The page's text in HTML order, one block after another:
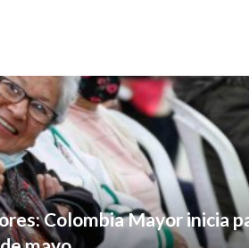
Colombia Mayor inicia